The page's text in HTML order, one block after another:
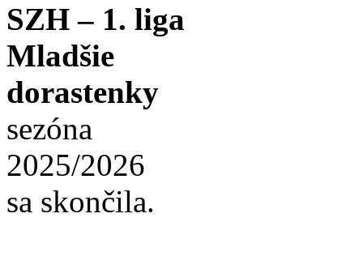
SZH – 1. liga
Mladšie
dorastenky
sezóna
2025/2026
sa skončila.